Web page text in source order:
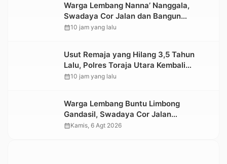
Warga Lembang Nanna’ Nanggala,
Swadaya Cor Jalan dan Bangun
Jembatan
calendar_month10 jam yang lalu
Usut Remaja yang Hilang 3,5 Tahun
Lalu, Polres Toraja Utara Kembali
Datangi TKP
calendar_month10 jam yang lalu
Warga Lembang Buntu Limbong
Gandasil, Swadaya Cor Jalan
Sepanjang 500 Meter
calendar_monthKamis, 6 Agt 2026